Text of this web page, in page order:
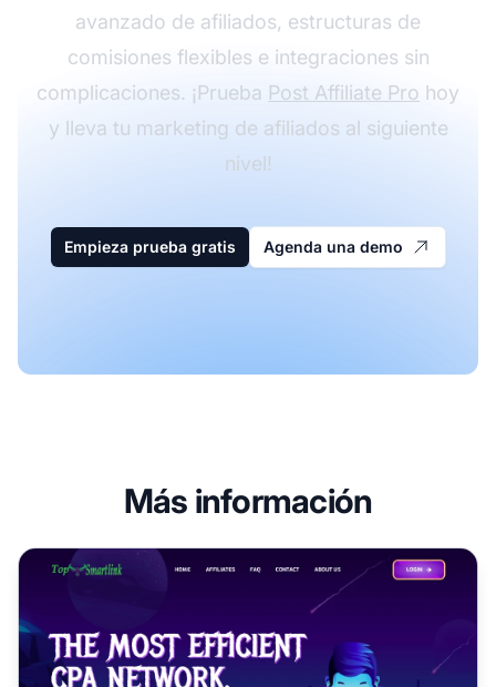
avanzado de afiliados, estructuras de
comisiones flexibles e integraciones sin
complicaciones. ¡Prueba Post Affiliate Pro hoy
y lleva tu marketing de afiliados al siguiente
nivel!
Empieza prueba gratis Agenda una demo
Más información
Programa de Afiliados TopSmartlink